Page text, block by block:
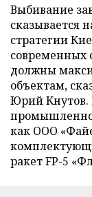
Выбивание
сказывается
стратегии
современных
должны
объектам,
Юрий Кнутов.
как ООО
ракет FP-5